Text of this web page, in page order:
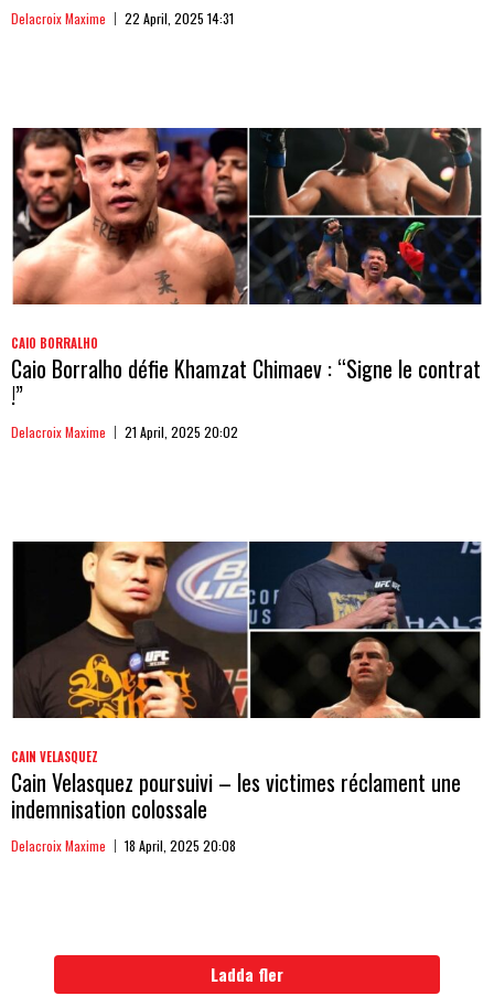
Delacroix Maxime 22 April, 2025 14:31
CAIO BORRALHO
Caio Borralho défie Khamzat Chimaev : “Signe le contrat
!”
Delacroix Maxime 21 April, 2025 20:02
CAIN VELASQUEZ
Cain Velasquez poursuivi – les victimes réclament une
indemnisation colossale
Delacroix Maxime 18 April, 2025 20:08
Ladda fler